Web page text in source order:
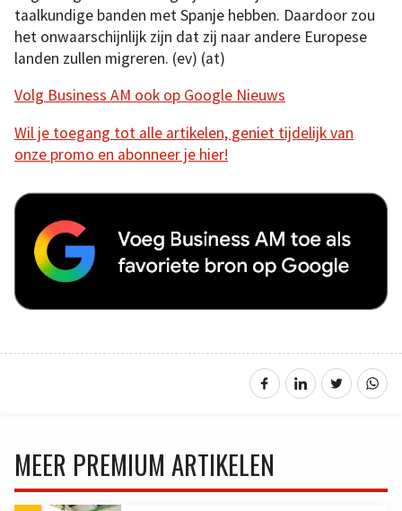
taalkundige banden met Spanje hebben. Daardoor zou
het onwaarschijnlijk zijn dat zij naar andere Europese
landen zullen migreren. (ev) (at)
Volg Business AM ook op Google Nieuws
Wil je toegang tot alle artikelen, geniet tijdelijk van
onze promo en abonneer je hier!
MEER PREMIUM ARTIKELEN